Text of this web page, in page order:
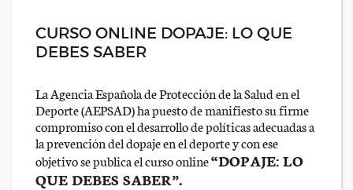
CURSO ONLINE DOPAJE: LO QUE
DEBES SABER
La Agencia Española de Protección de la Salud en el
Deporte (AEPSAD) ha puesto de manifiesto su firme
compromiso con el desarrollo de políticas adecuadas a
la prevención del dopaje en el deporte y con ese
objetivo se publica el curso online“DOPAJE: LO
QUE DEBES SABER”.